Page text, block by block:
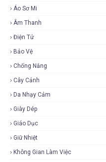
Áo Sơ Mi
Âm Thanh
Điện Tử
Bảo Vệ
Chống Nắng
Cây Cảnh
Da Nhạy Cảm
Giày Dép
Giáo Dục
Giữ Nhiệt
Không Gian Làm Việc